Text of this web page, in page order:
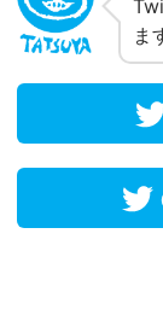
ま